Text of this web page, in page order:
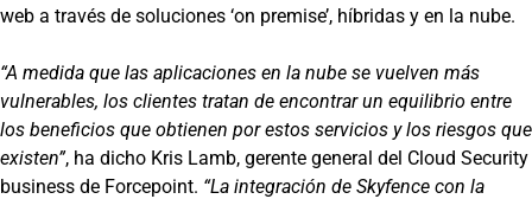
web a través de soluciones ‘on premise’, híbridas y en la nube.
“A medida que las aplicaciones en la nube se vuelven más
vulnerables, los clientes tratan de encontrar un equilibrio entre
los beneficios que obtienen por estos servicios y los riesgos que
existen”, ha dicho Kris Lamb, gerente general del Cloud Security
business de Forcepoint. “La integración de Skyfence con la